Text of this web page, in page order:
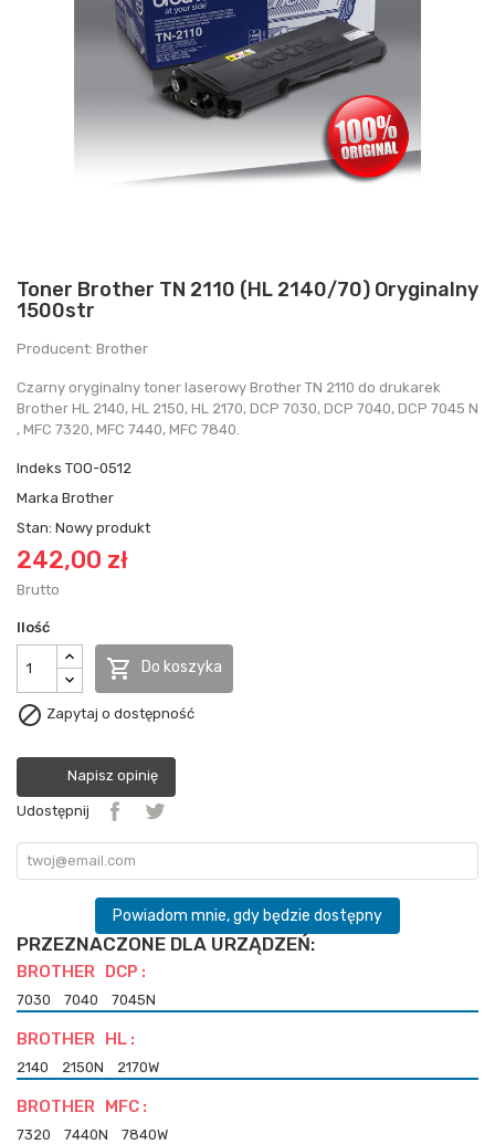
Toner Brother TN 2110 (HL 2140/70) Oryginalny
1500str
Producent: Brother
Czarny oryginalny toner laserowy Brother TN 2110 do drukarek
Brother HL 2140, HL 2150, HL 2170, DCP 7030, DCP 7040, DCP 7045 N
, MFC 7320, MFC 7440, MFC 7840.
Indeks TOO-0512
Marka Brother
Stan: Nowy produkt
242,00 zł
Brutto
Ilość
 Do koszyka
 Zapytaj o dostępność
Napisz opinię
Udostępnij
Powiadom mnie, gdy będzie dostępny
PRZEZNACZONE DLA URZĄDZEŃ:
BROTHER DCP :
7030 7040 7045N
BROTHER HL :
2140 2150N 2170W
BROTHER MFC :
7320 7440N 7840W